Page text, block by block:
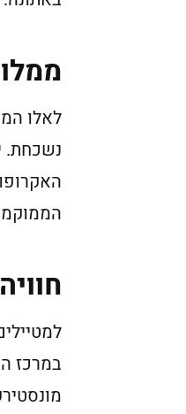
לאלו
נשכחת.
במרכז